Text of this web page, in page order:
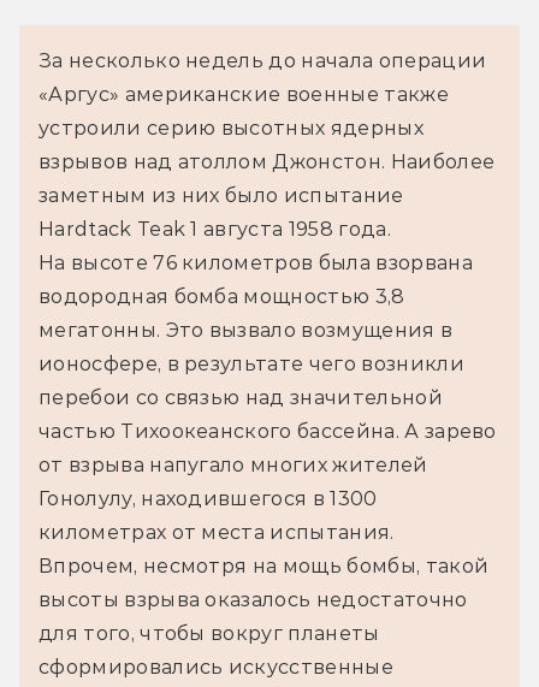
За несколько недель до начала операции
«Аргус» американские военные также
устроили серию высотных ядерных
взрывов над атоллом Джонстон. Наиболее
заметным из них было испытание
Hardtack Teak 1 августа 1958 года.
На высоте 76 километров была взорвана
водородная бомба мощностью 3,8
мегатонны. Это вызвало возмущения в
ионосфере, в результате чего возникли
перебои со связью над значительной
частью Тихоокеанского бассейна. А зарево
от взрыва напугало многих жителей
Гонолулу, находившегося в 1300
километрах от места испытания.
Впрочем, несмотря на мощь бомбы, такой
высоты взрыва оказалось недостаточно
для того, чтобы вокруг планеты
сформировались искусственные